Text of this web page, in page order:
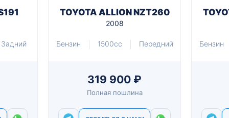
Задний
TOYOTA ALLION NZT260
2008
Бензин 1500cc Передний
319 900 ₽
Полная пошлина
Бензин